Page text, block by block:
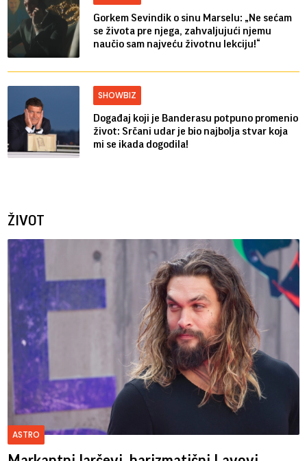
Gorkem Sevindik o sinu Marselu: „Ne sećam
se života pre njega, zahvaljujući njemu
naučio sam najveću životnu lekciju!“
SHOWBIZ
Događaj koji je Banderasu potpuno promenio
život: Srčani udar je bio najbolja stvar koja
mi se ikada dogodila!
ŽIVOT
ASTRO